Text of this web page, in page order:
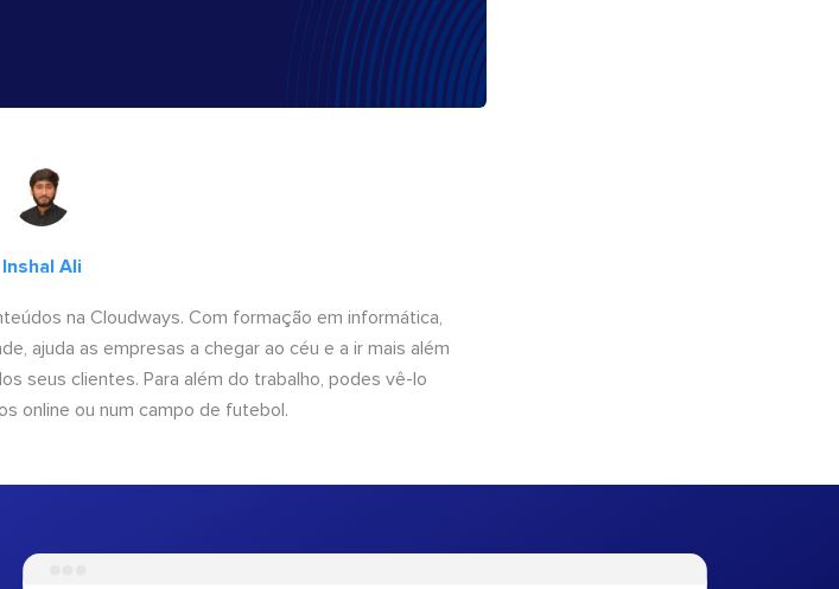
Inshal Ali
na Cloudways. Com formação em informática,
ajuda as empresas a chegar ao céu e a ir mais além
seus clientes. Para além do trabalho, podes vê-lo
online ou num campo de futebol.